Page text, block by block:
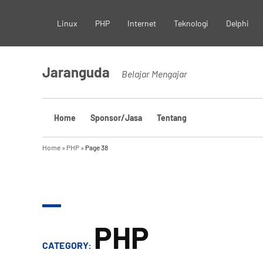
content
Linux PHP Internet Teknologi Delphi
Jaranguda Belajar Mengajar
Home Sponsor/Jasa Tentang
Home » PHP » Page 38
CATEGORY: PHP